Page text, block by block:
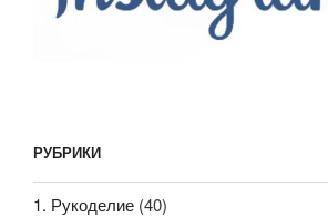
РУБРИКИ
1. Рукоделие (40)